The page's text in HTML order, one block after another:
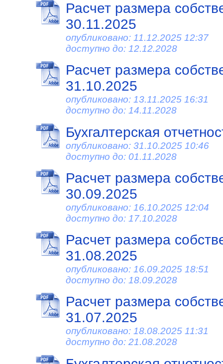
Расчет размера
30.11.2025
опубликовано: 11.12.2025 12:37
доступно до: 12.12.2028
Расчет размера
31.10.2025
опубликовано: 13.11.2025 16:31
доступно до: 14.11.2028
Бухгалтерская
опубликовано: 31.10.2025 10:46
доступно до: 01.11.2028
Расчет размера
30.09.2025
опубликовано: 16.10.2025 12:04
доступно до: 17.10.2028
Расчет размера
31.08.2025
опубликовано: 16.09.2025 18:51
доступно до: 18.09.2028
Расчет размера
31.07.2025
опубликовано: 18.08.2025 11:31
доступно до: 21.08.2028